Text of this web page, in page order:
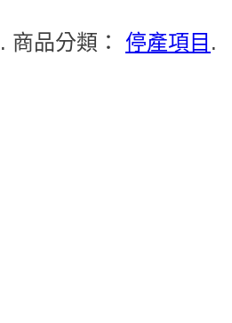
. 商品分類： 停產項目 .